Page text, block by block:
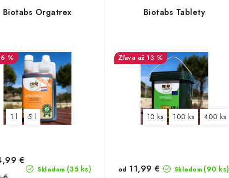
e
i
e
p
r
o
u
Biotabs Orgatrex
6 %
1 l 5 l
Skladom (35 ks)
€
Biotabs Tablety
až 13 %
10 ks 100 ks 400 ks
Skladom (90 ks)
od 11,99 €